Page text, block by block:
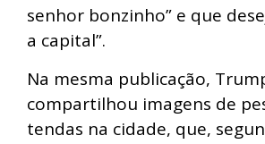
senhor bonzinho” e que
a capital”.
Na mesma publicação,
compartilhou imagens de
tendas na cidade, que,